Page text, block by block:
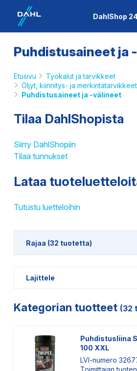
DahlShop
Puhdistusaineet ja
Etusivu
Työkalut ja tarvikkeet
Öljyt, kiinnitys- ja merkintätarvikkeet
Puhdistusaineet ja -välineet
Tilaa DahlShopista
Siirry DahlShopiin
Tilaa tunnukset
Lataa
Tutustu luetteloihin
Rajaa (32 tuotetta)
Lajittele
Kategorian tuotteet (32
Puhdistusliina
100 XXL
LVI-numero
Toimittajan